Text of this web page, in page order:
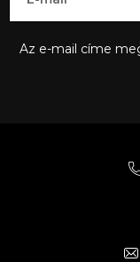
Az e-mail címe